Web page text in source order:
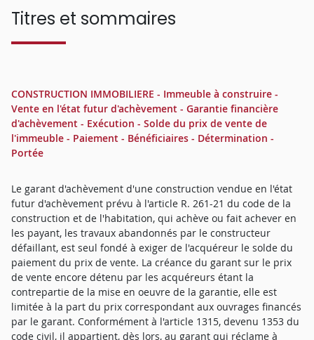
Titres et sommaires
CONSTRUCTION IMMOBILIERE - Immeuble à construire -
Vente en l'état futur d'achèvement - Garantie financière
d'achèvement - Exécution - Solde du prix de vente de
l'immeuble - Paiement - Bénéficiaires - Détermination -
Portée
Le garant d'achèvement d'une construction vendue en l'état
futur d'achèvement prévu à l'article R. 261-21 du code de la
construction et de l'habitation, qui achève ou fait achever en
les payant, les travaux abandonnés par le constructeur
défaillant, est seul fondé à exiger de l'acquéreur le solde du
paiement du prix de vente. La créance du garant sur le prix
de vente encore détenu par les acquéreurs étant la
contrepartie de la mise en oeuvre de la garantie, elle est
limitée à la part du prix correspondant aux ouvrages financés
par le garant. Conformément à l'article 1315, devenu 1353 du
code civil, il appartient, dès lors, au garant qui réclame à